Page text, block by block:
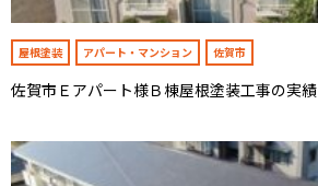
屋根塗装 アパート・マンション 佐賀市
佐賀市Ｅアパート様Ｂ棟屋根塗装工事の実績